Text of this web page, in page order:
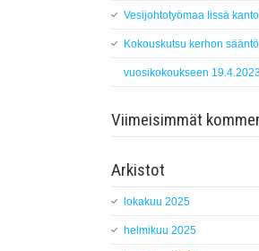
Vesijohtotyömaa Iissä
Kokouskutsu kerhon
vuosikokoukseen
Viimeisimmät
Arkistot
lokakuu 2025
helmikuu 2025